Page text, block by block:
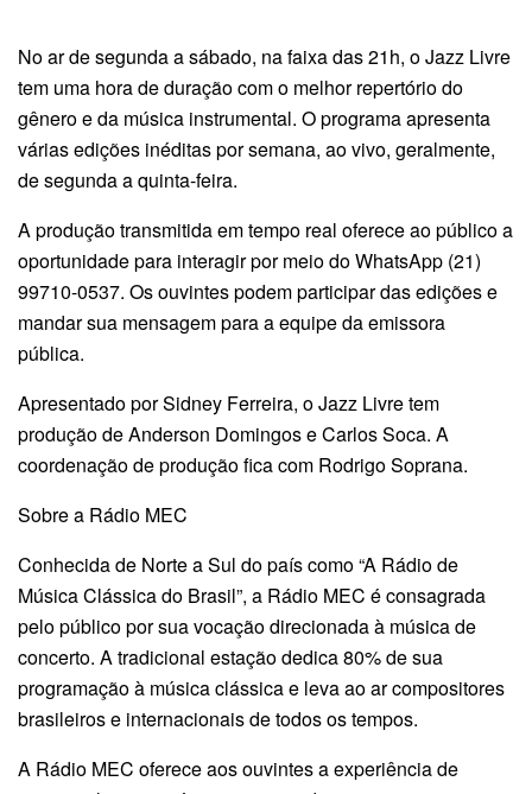
No ar de segunda a sábado, na faixa das 21h, o Jazz Livre
tem uma hora de duração com o melhor repertório do
gênero e da música instrumental. O programa apresenta
várias edições inéditas por semana, ao vivo, geralmente,
de segunda a quinta-feira.
A produção transmitida em tempo real oferece ao público a
oportunidade para interagir por meio do WhatsApp (21)
99710-0537. Os ouvintes podem participar das edições e
mandar sua mensagem para a equipe da emissora
pública.
Apresentado por Sidney Ferreira, o Jazz Livre tem
produção de Anderson Domingos e Carlos Soca. A
coordenação de produção fica com Rodrigo Soprana.
Sobre a Rádio MEC
Conhecida de Norte a Sul do país como “A Rádio de
Música Clássica do Brasil”, a Rádio MEC é consagrada
pelo público por sua vocação direcionada à música de
concerto. A tradicional estação dedica 80% de sua
programação à música clássica e leva ao ar compositores
brasileiros e internacionais de todos os tempos.
A Rádio MEC oferece aos ouvintes a experiência de